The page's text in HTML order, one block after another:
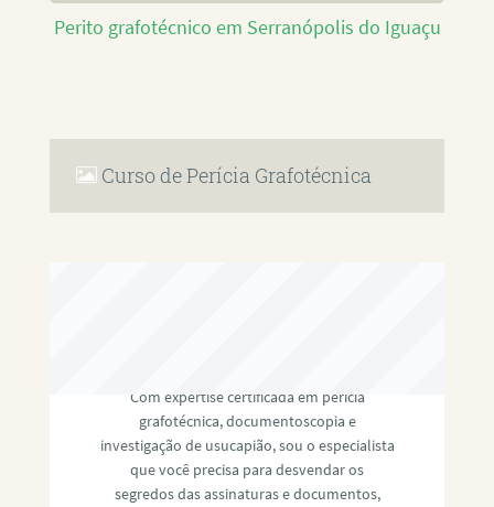
Perito grafotécnico em Serranópolis do Iguaçu
Curso de Perícia Grafotécnica
Com expertise certificada em perícia
grafotécnica, documentoscopia e
investigação de usucapião, sou o especialista
que você precisa para desvendar os
segredos das assinaturas e documentos,